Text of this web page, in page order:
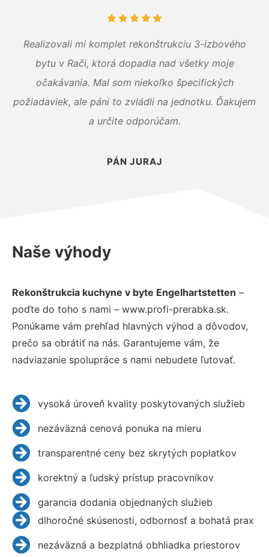
Realizovali mi komplet rekonštrukciu 3-izbového
bytu v Rači, ktorá dopadla nad všetky moje
očakávania. Mal som niekoľko špecifických
požiadaviek, ale páni to zvládli na jednotku. Ďakujem
a určite odporúčam.
PÁN JURAJ
Naše výhody
Rekonštrukcia kuchyne v byte Engelhartstetten –
poďte do toho s nami – www.profi-prerabka.sk.
Ponúkame vám prehľad hlavných výhod a dôvodov,
prečo sa obrátiť na nás. Garantujeme vám, že
nadviazanie spolupráce s nami nebudete ľutovať.
vysoká úroveň kvality poskytovaných služieb
nezáväzná cenová ponuka na mieru
transparentné ceny bez skrytých poplatkov
korektný a ľudský prístup pracovníkov
garancia dodania objednaných služieb
dlhoročné skúsenosti, odbornosť a bohatá prax
nezáväzná a bezplatná obhliadka priestorov